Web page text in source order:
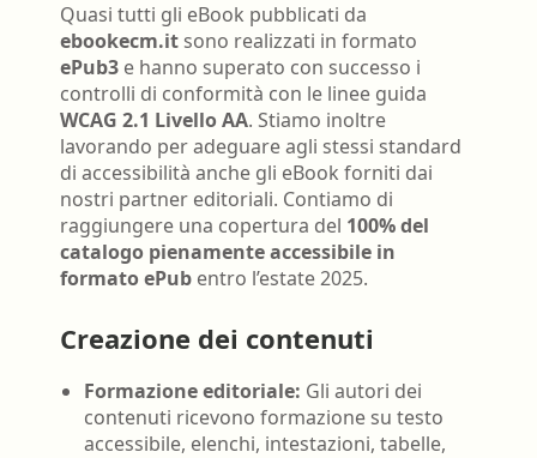
Quasi tutti gli eBook pubblicati da
ebookecm.it sono realizzati in formato
ePub3 e hanno superato con successo i
controlli di conformità con le linee guida
WCAG 2.1 Livello AA. Stiamo inoltre
lavorando per adeguare agli stessi standard
di accessibilità anche gli eBook forniti dai
nostri partner editoriali. Contiamo di
raggiungere una copertura del 100% del
catalogo pienamente accessibile in
formato ePub entro l’estate 2025.
Creazione dei contenuti
Formazione editoriale: Gli autori dei
contenuti ricevono formazione su testo
accessibile, elenchi, intestazioni, tabelle,